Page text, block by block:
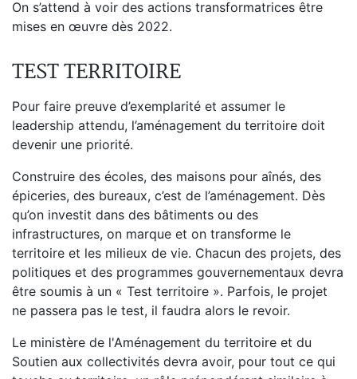
On s’attend à voir des actions transformatrices être
mises en œuvre dès 2022.
TEST TERRITOIRE
Pour faire preuve d’exemplarité et assumer le
leadership attendu, l’aménagement du territoire doit
devenir une priorité.
Construire des écoles, des maisons pour aînés, des
épiceries, des bureaux, c’est de l’aménagement. Dès
qu’on investit dans des bâtiments ou des
infrastructures, on marque et on transforme le
territoire et les milieux de vie. Chacun des projets, des
politiques et des programmes gouvernementaux devra
être soumis à un « Test territoire ». Parfois, le projet
ne passera pas le test, il faudra alors le revoir.
Le ministère de l'Aménagement du territoire et du
Soutien aux collectivités devra avoir, pour tout ce qui